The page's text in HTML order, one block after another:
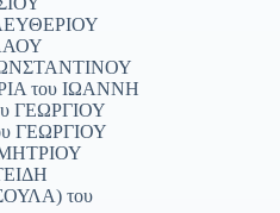
του ΙΩΑΝΝΗ
ΓΕΩΡΓΙΟΥ
ΓΕΩΡΓΙΟΥ
του